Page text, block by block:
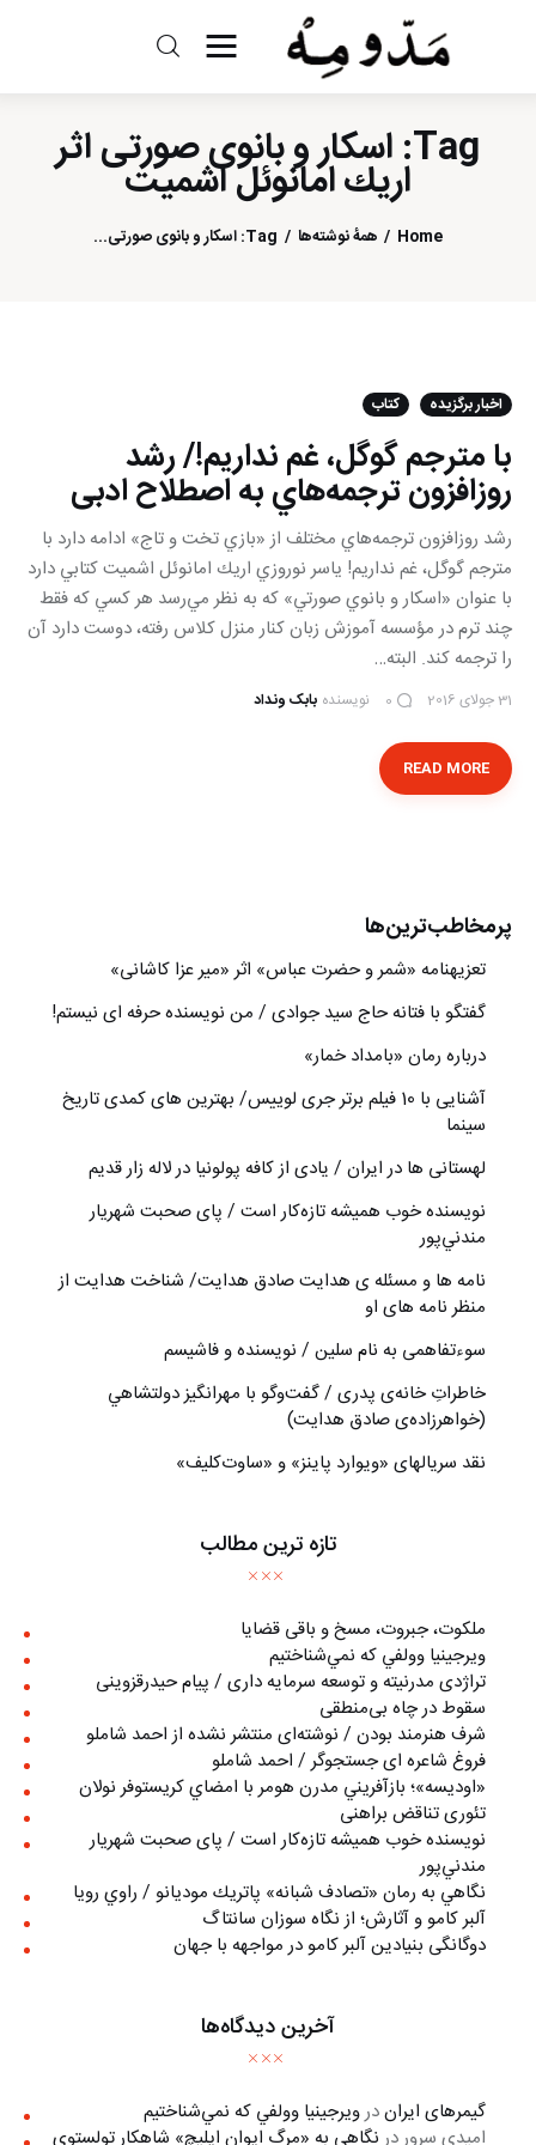
Tag: اسکار و بانوی صورتی اثر
اريك امانوئل اشميت
Home همهٔ نوشته‌ها Tag: اسکار و بانوی صورتی...
مد و مه
ادبیات
سینما
درباره مااخبار برگزیده کتاب
با مترجم گوگل، غم نداريم!/ رشد
روزافزون ترجمه‌هاي به اصطلاح ادبی
رشد روزافزون ترجمه‌هاي مختلف از «بازي تخت و تاج» ادامه دارد با
مترجم گوگل، غم نداريم! ياسر نوروزي اريك امانوئل اشميت كتابي دارد
با عنوان «اسكار و بانوي صورتي» كه به نظر مي‌رسد هر كسي كه فقط
چند ترم در مؤسسه آموزش زبان كنار منزل كلاس رفته، دوست دارد آن
را ترجمه كند. البته…
31 جولای 2016 0 نویسنده بابک ونداد
READ MORE
پرمخاطب‌ترین‌ها
تعزیه‎نامه‏ «شمر و حضرت عباس» اثر «میر عزا کاشانی»
گفتگو با فتانه حاج سید جوادی / من نویسنده حرفه ای نیستم!
درباره رمان «بامداد خمار»
آشنایی با 10 فیلم برتر جری لوییس/ بهترین های کمدی تاریخ
سینما
لهستانی ها در ایران / یادی از کافه پولونیا در لاله زار قدیم
نويسنده خوب هميشه تازه‌كار است / پای صحبت شهريار
مندني‌پور
نامه ها و مسئله ی هدایت صادق هدایت/ شناخت هدایت از
منظر نامه های او
سوءتفاهمی به نام سلین / نویسنده و فاشیسم
خاطراتِ خانه‌ی پدری / گفت‌وگو با مهرانگيز دولتشاهي
(خواهرزاده‌ی صادق هدايت)
نقد سریالهای «ویوارد پاینز» و «ساوت‌کلیف»
تازه ترین مطالب
ملکوت، جبروت، مسخ و باقی قضایا
ويرجينيا وولفي كه نمي‌شناختيم
تراژدی مدرنیته و توسعه سرمایه داری / پیام حیدرقزوینی
سقوط در چاه بی‌منطقی
شرف هنرمند بودن / نوشته‌ای منتشر نشده از احمد شاملو
فروغ شاعره ای جستجوگر / احمد شاملو
«اوديسه»؛ بازآفريني مدرن هومر با امضاي كريستوفر نولان
تئوری تناقض براهنی
نويسنده خوب هميشه تازه‌كار است / پای صحبت شهريار
مندني‌پور
نگاهي به رمان «تصادف شبانه» پاتريك موديانو / راوي رويا
آلبر کامو و آثارش؛ از نگاه سوزان سانتاگ
دوگانگی بنیادین آلبر کامو در مواجهه با جهان
آخرین دیدگاه‌ها
گیمرهای ایراندرويرجينيا وولفي كه نمي‌شناختيم
امیدی سرور در نگاهی به «مرگ ايوان ايليچ» شاهکار تولستوی